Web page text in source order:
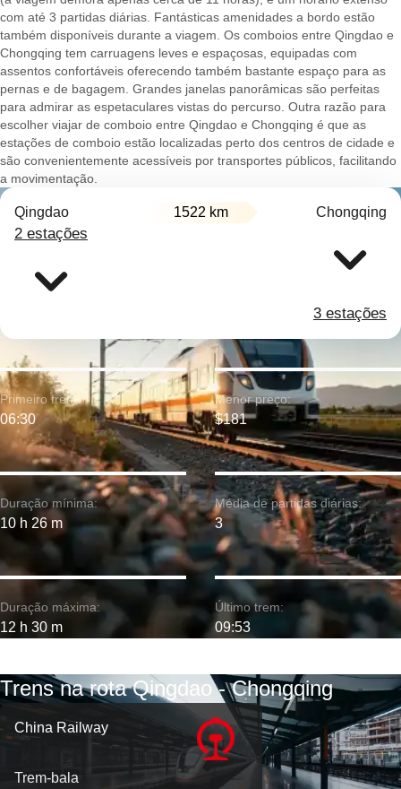
com até 3 partidas diárias. Fantásticas amenidades a bordo estão
também disponíveis durante a viagem. Os comboios entre Qingdao e
Chongqing tem carruagens leves e espaçosas, equipadas com
assentos confortáveis oferecendo também bastante espaço para as
pernas e de bagagem. Grandes janelas panorâmicas são perfeitas
para admirar as espetaculares vistas do percurso. Outra razão para
escolher viajar de comboio entre Qingdao e Chongqing é que as
estações de comboio estão localizadas perto dos centros de cidade e
são convenientemente acessíveis por transportes públicos, facilitando
a movimentação.
Qingdao 1522 km Chongqing
2 estações
3 estações
Duração mínima:
10 h 26 m
Primeiro trem:
06:30
Duração máxima:
12 h 30 m
Menor preço:
$181
Média de partidas diárias:
3
Último trem:
09:53
Trens na rota Qingdao - Chongqing
China Railway
Trem-bala